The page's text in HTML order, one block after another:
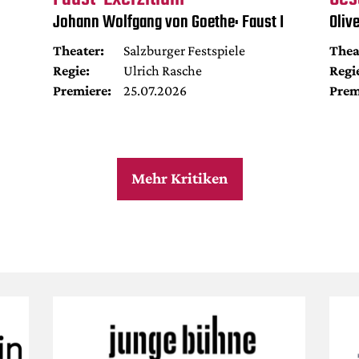
Johann Wolfgang von Goethe: Faust I
Theater:
Salzburger Festspiele
Regie:
Ulrich Rasche
Premiere:
25.07.2026
Mehr Kritiken